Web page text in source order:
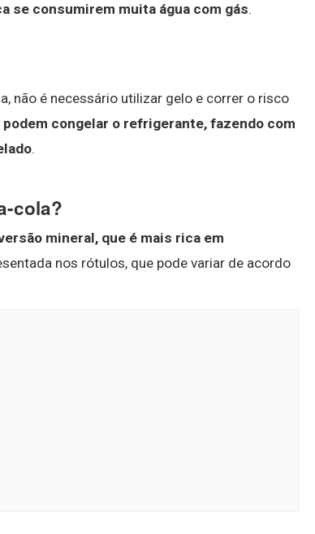
se consumirem muita água com gás.
não é necessário utilizar gelo e correr o risco
congelar o refrigerante, fazendo com
.
cola?
mineral, que é mais rica em
nos rótulos, que pode variar de acordo